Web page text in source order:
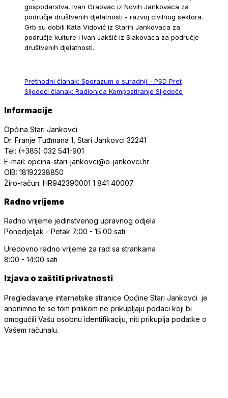
gospodarstva, Ivan Graovac iz Novih Jankovaca za
područje društvenih djelatnosti - razvoj civilnog sektora.
Grb su dobili Kata Vidović iz Starih Jankovaca za
područje kulture i Ivan Jakšić iz Slakovaca za područje
društvenih djelatnosti.
Prethodni članak: Sporazum o suradnji - PSD Pret
Sljedeći članak: Radionica Kompostiranje Sljedeće
Informacije
Općina Stari Jankovci
Dr. Franje Tuđmana 1, Stari Jankovci 32241
Tel: (+385) 032 541-901
E-mail: opcina-stari-jankovci@o-jankovci.hr
OIB: 18192238850
Žiro-račun: HR942390001 1 841 40007
Radno vrijeme
Radno vrijeme jedinstvenog upravnog odjela
Ponedjeljak - Petak 7:00 - 15:00 sati
Uredovno radno vrijeme za rad sa strankama
8:00 - 14:00 sati
Izjava o zaštiti privatnosti
Pregledavanje internetske stranice Općine Stari Jankovci je
anonimno te se tom prilikom ne prikupljaju podaci koji bi
omogućili Vašu osobnu identifikaciju, niti prikuplja podatke o
Vašem računalu.